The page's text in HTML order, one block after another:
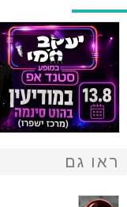
ראו גם